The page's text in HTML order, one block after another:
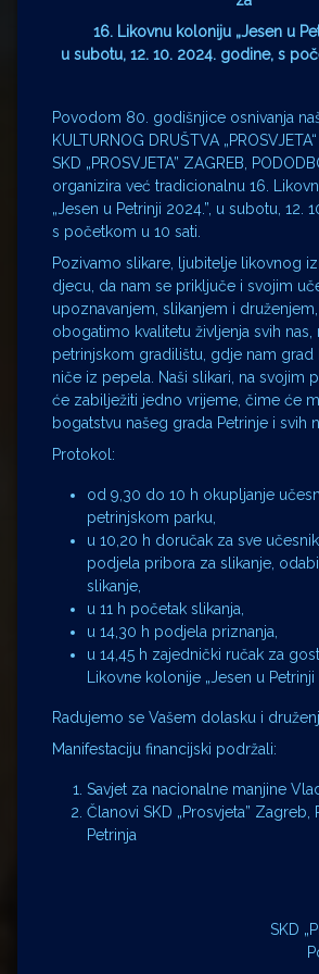
16. Likovnu koloniju „Jesen u
u subotu, 12. 10. 2024. godine, s
Povodom 80. godišnjice osnivanja
KULTURNOG DRUŠTVA
SKD „PROSVJETA” ZAGREB,
organizira već tradicionalnu 16.
„Jesen u Petrinji 2024.”, u subotu, 12.
s početkom u 10 sati.
Pozivamo slikare, ljubitelje likovnog
djecu, da nam se priključe i svojim
upoznavanjem, slikanjem i
obogatimo kvalitetu življenja svih nas,
petrinjskom gradilištu, gdje nam grad
niče iz pepela. Naši slikari, na svojim
će zabilježiti jedno vrijeme, čime će
bogatstvu našeg grada Petrinje i svih
Protokol:
od 9,30 do 10 h okupljanje
petrinjskom parku,
u 10,20 h doručak za sve
podjela pribora za slikanje,
slikanje,
u 11 h početak slikanja,
u 14,30 h podjela priznanja,
u 14,45 h zajednički ručak za
Likovne kolonije „Jesen u
Radujemo se Vašem dolasku i
Manifestaciju financijski podržali:
Savjet za nacionalne manjine
Članovi SKD „Prosvjeta”
Petrinja
SKD